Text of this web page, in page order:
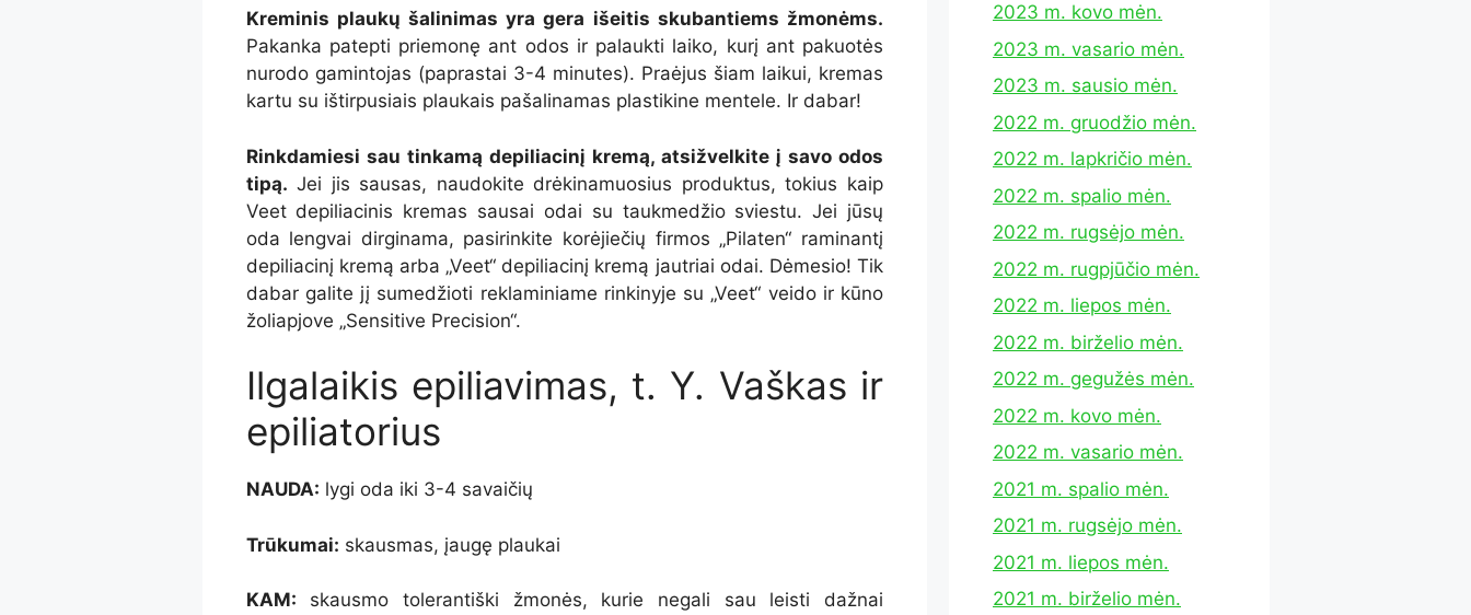
Kreminis plaukų šalinimas yra gera išeitis skubantiems žmonėms.
Pakanka patepti priemonę ant odos ir palaukti laiko, kurį ant pakuotės
nurodo gamintojas (paprastai 3-4 minutes). Praėjus šiam laikui, kremas
kartu su ištirpusiais plaukais pašalinamas plastikine mentele. Ir dabar!
Rinkdamiesi sau tinkamą depiliacinį kremą, atsižvelkite į savo odos
tipą. Jei jis sausas, naudokite drėkinamuosius produktus, tokius kaip
Veet depiliacinis kremas sausai odai su taukmedžio sviestu. Jei jūsų
oda lengvai dirginama, pasirinkite korėjiečių firmos „Pilaten“ raminantį
depiliacinį kremą arba „Veet“ depiliacinį kremą jautriai odai. Dėmesio! Tik
dabar galite jį sumedžioti reklaminiame rinkinyje su „Veet“ veido ir kūno
žoliapjove „Sensitive Precision“.
Ilgalaikis epiliavimas, t. Y. Vaškas ir
epiliatorius
NAUDA: lygi oda iki 3-4 savaičių
Trūkumai: skausmas, įaugę plaukai
KAM: skausmo tolerantiški žmonės, kurie negali sau leisti dažnai
2023 m. kovo mėn.
2023 m. vasario mėn.
2023 m. sausio mėn.
2022 m. gruodžio mėn.
2022 m. lapkričio mėn.
2022 m. spalio mėn.
2022 m. rugsėjo mėn.
2022 m. rugpjūčio mėn.
2022 m. liepos mėn.
2022 m. birželio mėn.
2022 m. gegužės mėn.
2022 m. kovo mėn.
2022 m. vasario mėn.
2021 m. spalio mėn.
2021 m. rugsėjo mėn.
2021 m. liepos mėn.
2021 m. birželio mėn.